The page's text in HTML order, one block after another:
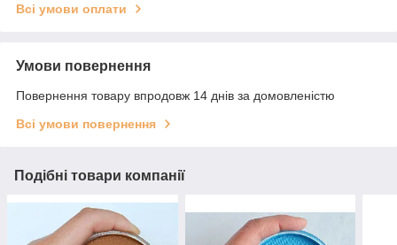
Всі умови оплати
Умови повернення
Повернення товару впродовж 14 днів за домовленістю
Всі умови повернення
Подібні товари компанії